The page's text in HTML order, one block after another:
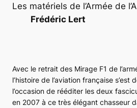
Les matériels de l’Armée de
Frédéric Lert
Avec le retrait des Mirage F1 de
l’histoire de l’aviation française
l’occasion de rééditer les deux
en 2007 à ce très élégant chasseur